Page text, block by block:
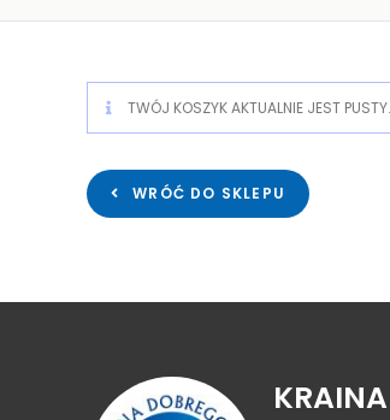
TWÓJ KOSZYK AKTUALNIE JEST PUSTY.
WRÓĆ DO SKLEPU